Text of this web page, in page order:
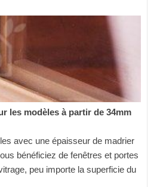
les modèles à partir de 34mm
avec une épaisseur de madrier
bénéficiez de fenêtres et portes
peu importe la superficie du